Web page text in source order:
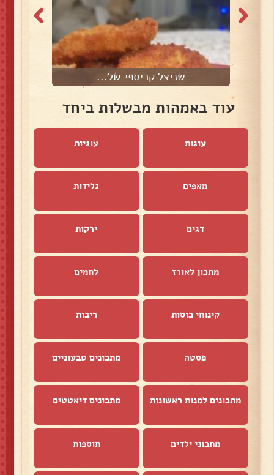
שניצל קריספי של...
עוד באמהות מבשלות ביחד
עוגות עוגיות
מאפים גלידות
דגים ירקות
מתכון לאורז לחמים
קינוחי כוסות ריבות
פסטה מתכונים טבעוניים
מתכונים למנות ראשונות מתכונים דיאטטים
מתכוני ילדים תוספות